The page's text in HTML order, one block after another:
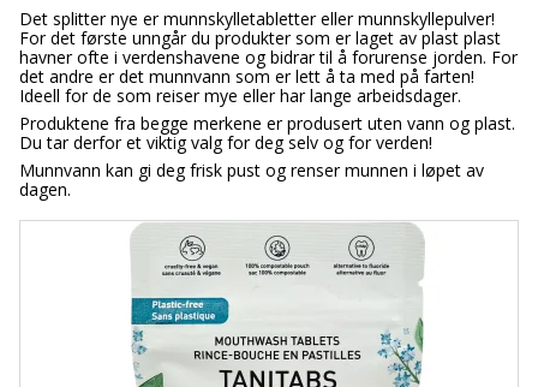
Det splitter nye er munnskylletabletter eller munnskyllepulver!
For det første unngår du produkter som er laget av plast plast
havner ofte i verdenshavene og bidrar til å forurense jorden. For
det andre er det munnvann som er lett å ta med på farten!
Ideell for de som reiser mye eller har lange arbeidsdager.
Produktene fra begge merkene er produsert uten vann og plast.
Du tar derfor et viktig valg for deg selv og for verden!
Munnvann kan gi deg frisk pust og renser munnen i løpet av
dagen.